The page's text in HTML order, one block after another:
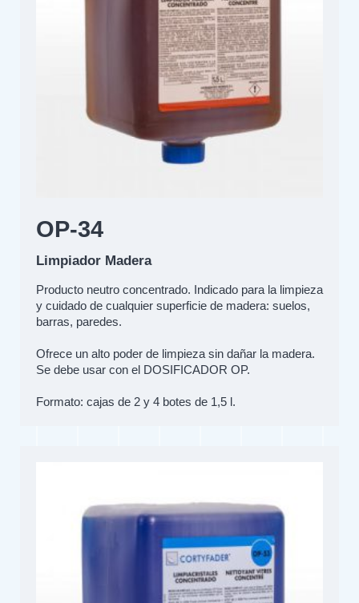
OP-34
Limpiador Madera
Producto neutro concentrado. Indicado para la limpieza
y cuidado de cualquier superficie de madera: suelos,
barras, paredes.
Ofrece un alto poder de limpieza sin dañar la madera.
Se debe usar con el DOSIFICADOR OP.
Formato: cajas de 2 y 4 botes de 1,5 l.